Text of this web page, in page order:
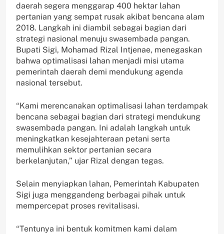
daerah segera menggarap 400 hektar lahan
pertanian yang sempat rusak akibat bencana alam
2018. Langkah ini diambil sebagai bagian dari
strategi nasional menuju swasembada pangan.
Bupati Sigi, Mohamad Rizal Intjenae, menegaskan
bahwa optimalisasi lahan menjadi misi utama
pemerintah daerah demi mendukung agenda
nasional tersebut.
“Kami merencanakan optimalisasi lahan terdampak
bencana sebagai bagian dari strategi mendukung
swasembada pangan. Ini adalah langkah untuk
meningkatkan kesejahteraan petani serta
memulihkan sektor pertanian secara
berkelanjutan,” ujar Rizal dengan tegas.
Selain menyiapkan lahan, Pemerintah Kabupaten
Sigi juga menggandeng berbagai pihak untuk
mempercepat proses revitalisasi.
“Tentunya ini bentuk komitmen kami dalam